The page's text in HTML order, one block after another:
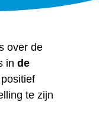
over de
inde
te zijn